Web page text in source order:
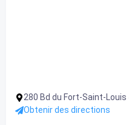
280 Bd du Fort-Saint-Louis
Obtenir des directions